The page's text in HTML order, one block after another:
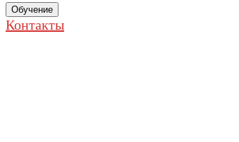
Обучение
Контакты